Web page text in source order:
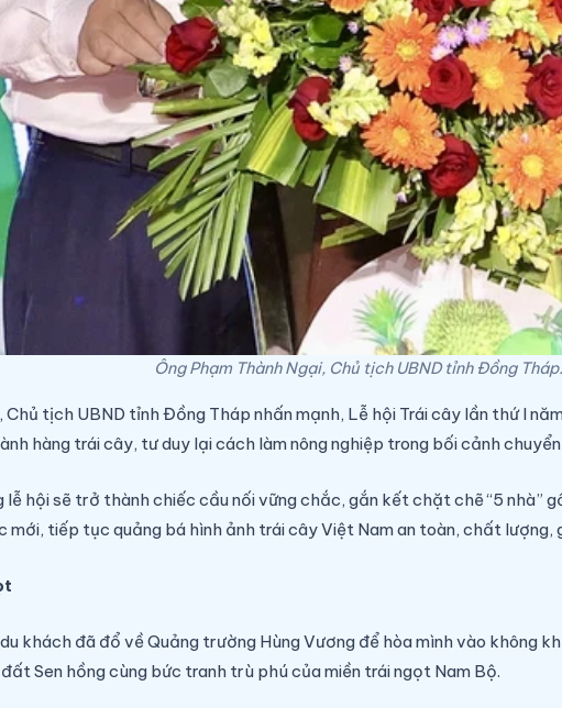
Ông Phạm Thành Ngại, Chủ tịch UBND tỉnh Đồng Tháp.
tịch UBND tỉnh Đồng Tháp nhấn mạnh, Lễ hội Trái cây lần thứ I
hàng trái cây, tư duy lại cách làm nông nghiệp trong bối cảnh
hội sẽ trở thành chiếc cầu nối vững chắc, gắn kết chặt chẽ “5 nhà”
mới, tiếp tục quảng bá hình ảnh trái cây Việt Nam an toàn, chất
khách đã đổ về Quảng trường Hùng Vương để hòa mình vào không
Sen hồng cùng bức tranh trù phú của miền trái ngọt Nam Bộ.